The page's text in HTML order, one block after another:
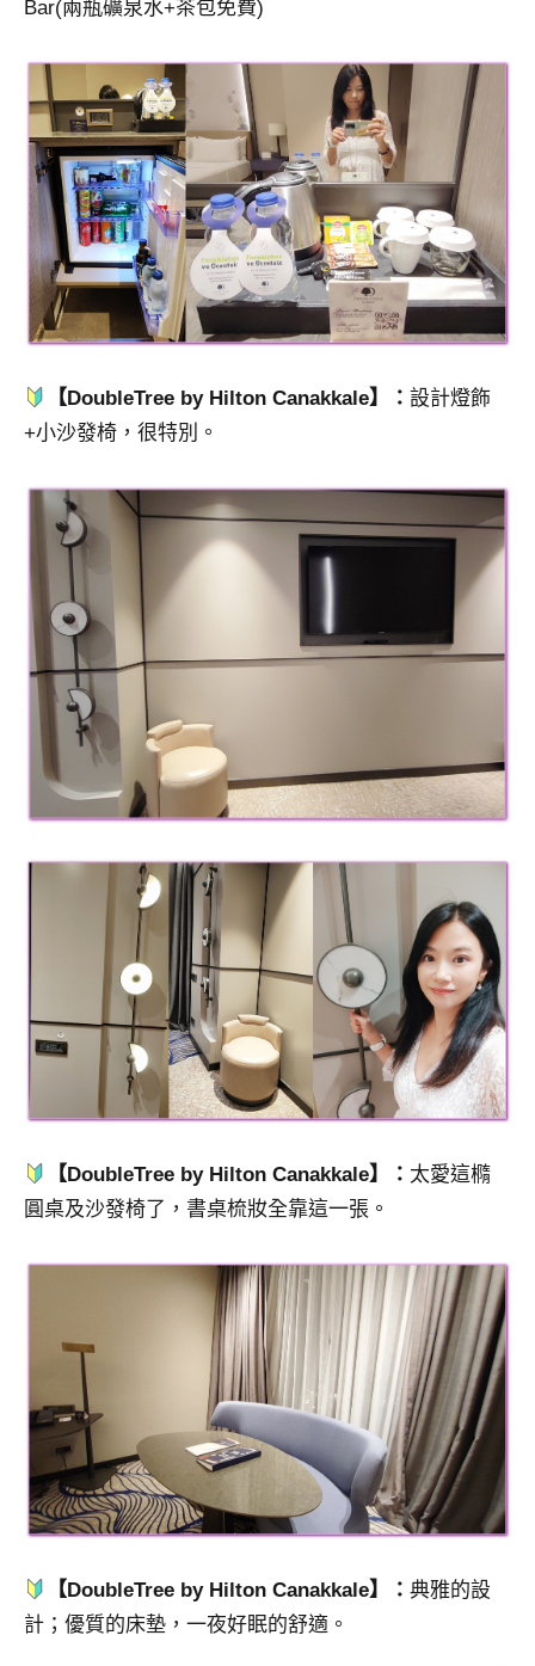
Bar(兩瓶礦泉水+茶包免費)
【DoubleTree by Hilton Canakkale】：設計燈飾
+小沙發椅，很特別。
【DoubleTree by Hilton Canakkale】： 太愛這橢
圓桌及沙發椅了，書桌梳妝全靠這一張。
【DoubleTree by Hilton Canakkale】：典雅的設
計；優質的床墊，一夜好眠的舒適。